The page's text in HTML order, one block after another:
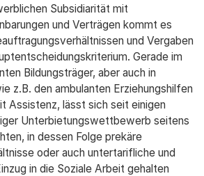
Subsidiarität mit
und Verträgen kommt es
und Vergaben
Gerade im
Bildungsträger, aber auch in
z.B. den ambulanten Erziehungshilfen
Assistenz, lässt sich seit einigen
Unterbietungswettbewerb seitens
in dessen Folge prekäre
oder auch untertarifliche und
in die Soziale Arbeit gehalten